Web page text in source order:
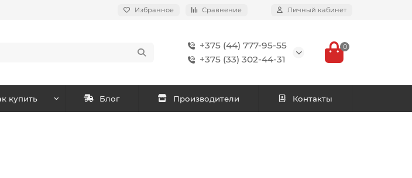
Избранное Сравнение Личный кабинет
+375 (44) 777-95-55
+375 (33) 302-44-31
0
купить Блог Производители Контакты